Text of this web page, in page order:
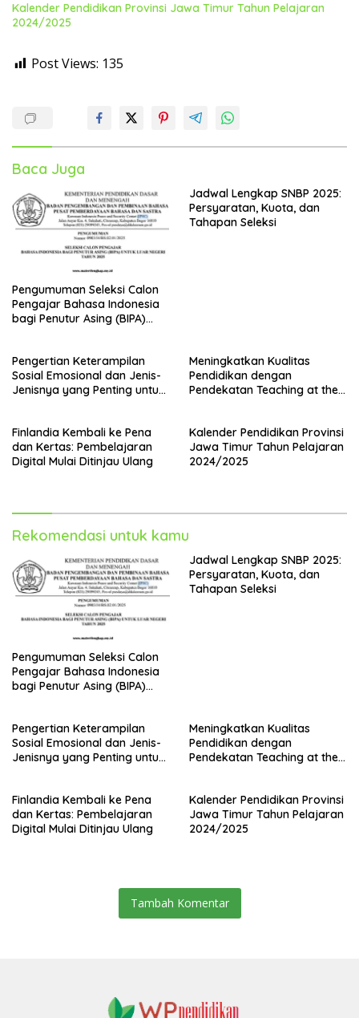
Kalender Pendidikan Provinsi Jawa Timur Tahun Pelajaran
2024/2025
Post Views: 135
Baca Juga
Pengumuman Seleksi Calon
Pengajar Bahasa Indonesia
bagi Penutur Asing (BIPA)
Jadwal Lengkap SNBP 2025:
Persyaratan, Kuota, dan
Tahapan Seleksi
Pengertian Keterampilan
Sosial Emosional dan Jenis-
Jenisnya yang Penting untuk
Meningkatkan Kualitas
Pendidikan dengan
Pendekatan Teaching at the
Finlandia Kembali ke Pena
dan Kertas: Pembelajaran
Digital Mulai Ditinjau Ulang
Kalender Pendidikan Provinsi
Jawa Timur Tahun Pelajaran
2024/2025
Rekomendasi untuk kamu
Pengumuman Seleksi Calon
Pengajar Bahasa Indonesia
bagi Penutur Asing (BIPA)
Jadwal Lengkap SNBP 2025:
Persyaratan, Kuota, dan
Tahapan Seleksi
Pengertian Keterampilan
Sosial Emosional dan Jenis-
Jenisnya yang Penting untuk
Meningkatkan Kualitas
Pendidikan dengan
Pendekatan Teaching at the
Finlandia Kembali ke Pena
dan Kertas: Pembelajaran
Digital Mulai Ditinjau Ulang
Kalender Pendidikan Provinsi
Jawa Timur Tahun Pelajaran
2024/2025
Tambah Komentar